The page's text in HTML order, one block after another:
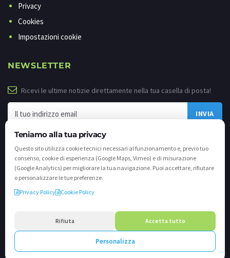
Teniamo alla tua privacy
Questo sito utilizza cookie tecnici necessari al funzionamento e, previo tuo
consenso, cookie di esperienza (Google Maps, Vimeo) e di misurazione
(Google Analytics) per migliorare la tua navigazione. Puoi accettare, rifiutare
o personalizzare le tue preferenze.
Privacy Policy
Cookie Policy
Personalizza
Rifiuta Accetta tutto
Privacy
Cookies
Impostazioni cookie
NEWSLETTER
Ricevi le ultime notizie direttamente nella tua casella di posta!
Darfo Boario Terme (Bs) P.IVA e C.F. 02539810982 - REA / CCIAA (Bs) n. 458309
cap. soc. €894.900,00 i.v.
Crea.one